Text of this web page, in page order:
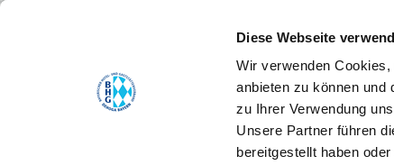
Diese Webseite
Wir verwenden
anbieten zu können und
zu Ihrer Verwendung
Unsere Partner führen
bereitgestellt haben
Beraterdatenbank
Investitionsförderungen